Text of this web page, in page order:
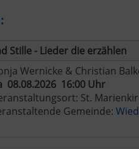
Stille - Lieder die erzählen
Wernicke & Christian
08.08.2026 16:00 Uhr
St.
Gemeinde: